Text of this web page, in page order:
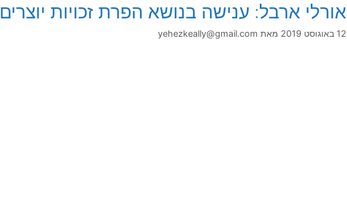
אורלי ארבל: ענישה בנושא הפרת זכויות יוצרים
12 באוגוסט 2019 מאת yehezkeally@gmail.com